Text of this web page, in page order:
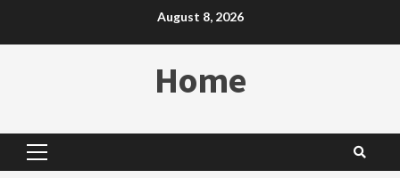
August 8, 2026
Home
Primary